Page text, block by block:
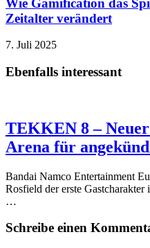
Zeitalter verändert
7. Juli 2025
Ebenfalls interessant
TEKKEN 8 –
Arena für
Bandai Namco Entertainment
Rosfield der erste
…
Schreibe einen